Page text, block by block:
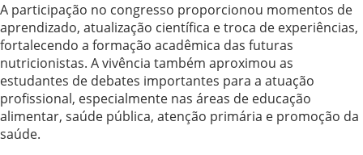
A participação no congresso proporcionou momentos de
aprendizado, atualização científica e troca de experiências,
fortalecendo a formação acadêmica das futuras
nutricionistas. A vivência também aproximou as
estudantes de debates importantes para a atuação
profissional, especialmente nas áreas de educação
alimentar, saúde pública, atenção primária e promoção da
saúde.